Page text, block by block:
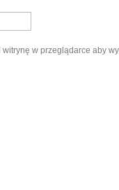
w przeglądarce aby